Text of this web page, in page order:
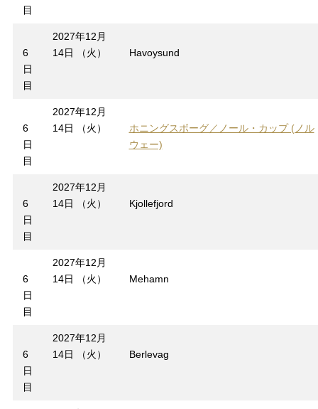
目
6
日
目
2027年12月
14日 （火）
Havoysund
6
日
目
2027年12月
14日 （火）
ホニングスボーグ／ノール・カップ (ノル
ウェー)
6
日
目
2027年12月
14日 （火）
Kjollefjord
6
日
目
2027年12月
14日 （火）
Mehamn
6
日
目
2027年12月
14日 （火）
Berlevag